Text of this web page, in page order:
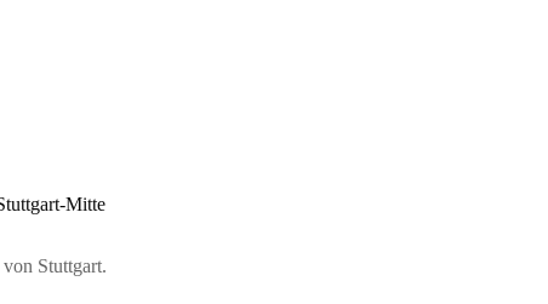
Mitte
Stuttgart.